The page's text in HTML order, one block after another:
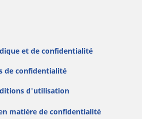
et de confidentialité
de confidentialité
d'utilisation
matière de confidentialité